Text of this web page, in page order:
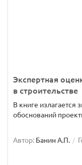
Экспертная
в строительстве
В книге излагается
обоснований
Автор: Банин А.П.